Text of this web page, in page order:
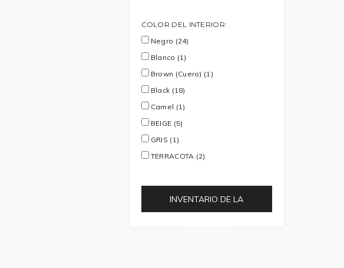
COLOR DEL INTERIOR:
Negro (24)
Blanco (1)
Brown (Cuero) (1)
Black (18)
Camel (1)
BEIGE (5)
GRIS (1)
TERRACOTA (2)
INVENTARIO DE LA